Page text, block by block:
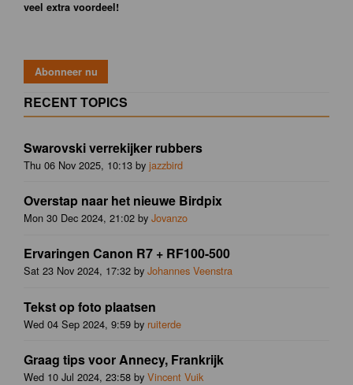
veel extra voordeel!
RECENT TOPICS
Swarovski verrekijker rubbers
Thu 06 Nov 2025, 10:13 by jazzbird
Overstap naar het nieuwe Birdpix
Mon 30 Dec 2024, 21:02 by Jovanzo
Ervaringen Canon R7 + RF100-500
Sat 23 Nov 2024, 17:32 by Johannes Veenstra
Tekst op foto plaatsen
Wed 04 Sep 2024, 9:59 by ruiterde
Graag tips voor Annecy, Frankrijk
Wed 10 Jul 2024, 23:58 by Vincent Vuik